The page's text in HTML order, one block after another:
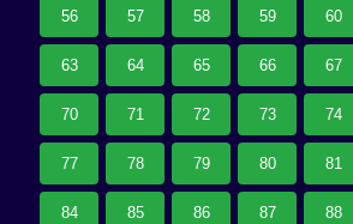
56 57 58 59 60
63 64 65 66 67
70 71 72 73 74
77 78 79 80 81
84 85 86 87 88